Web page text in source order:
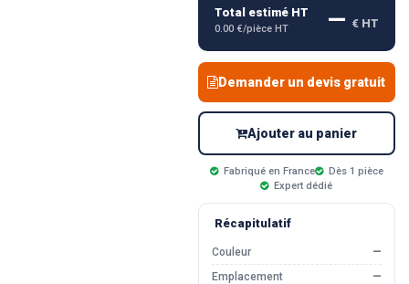
Total estimé HT
0.00 €/pièce HT — € HT
Demander un devis gratuit
Ajouter au panier
Fabriqué en France
Dès 1 pièce
Expert dédié
Récapitulatif
Couleur
—
Emplacement
—